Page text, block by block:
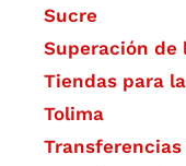
Sucre
Superación de
Tiendas para
Tolima